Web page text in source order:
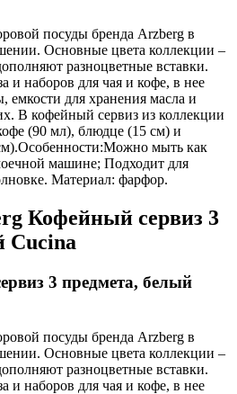
посуды бренда Arzberg в
Основные цвета коллекции –
разноцветные вставки.
и наборов для чая и кофе, в нее
для хранения масла и
В кофейный сервиз из коллекции
(90 мл), блюдце (15 см) и
см).Особенности:Можно мыть как
машине; Подходит для
Материал: фарфор.
Кофейный сервиз 3
Cucina
3 предмета, белый
посуды бренда Arzberg в
Основные цвета коллекции –
разноцветные вставки.
и наборов для чая и кофе, в нее